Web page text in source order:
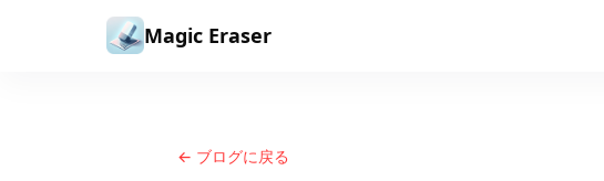
コンテンツへスキップ
Magic Eraser
← ブログに戻る